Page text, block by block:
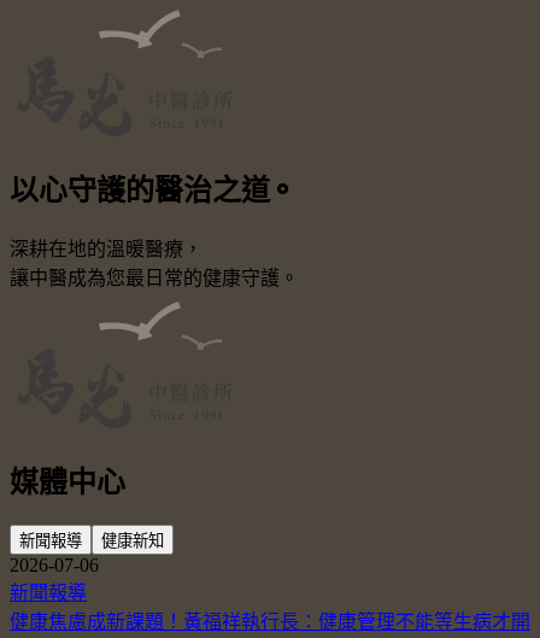
以心守護的醫治之道 ⚬
深耕在地的溫暖醫療，
讓中醫成為您最日常的健康守護。
媒體中心
新聞報導 健康新知
2026-07-06
新聞報導
健康焦慮成新課題！黃福祥執行長：健康管理不能等生病才開